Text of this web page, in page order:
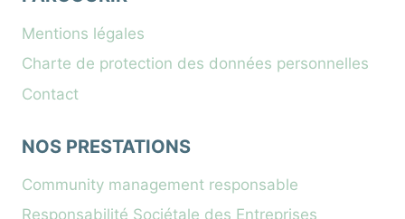
Mentions légales
Charte de protection des données personnelles
Contact
NOS PRESTATIONS
Community management responsable
Responsabilité Sociétale des Entreprises